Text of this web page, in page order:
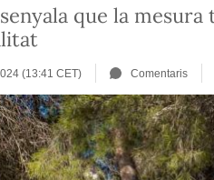
que la
(13:41 CET) Comentaris